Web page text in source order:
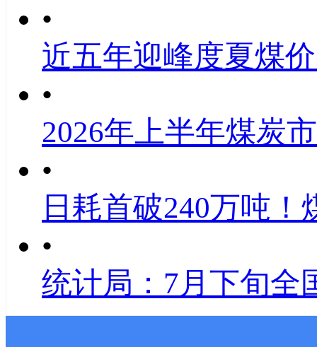
•
近五年迎峰度夏煤
•
2026年上半年煤炭
•
日耗首破240万吨！
•
统计局：7月下旬全